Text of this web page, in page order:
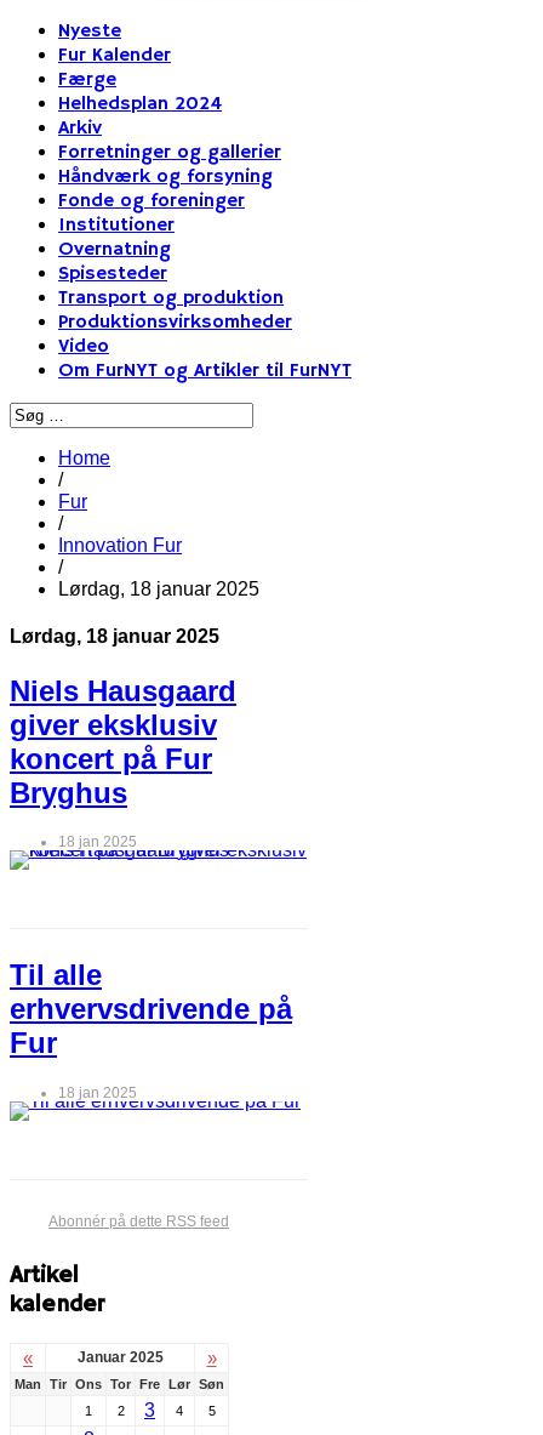
Nyeste
Fur Kalender
Færge
Helhedsplan 2024
Arkiv
Forretninger og gallerier
Håndværk og forsyning
Fonde og foreninger
Institutioner
Overnatning
Spisesteder
Transport og produktion
Produktionsvirksomheder
Video
Om FurNYT og Artikler til FurNYT
Home
/
Fur
/
Innovation Fur
/
Lørdag, 18 januar 2025
Lørdag, 18 januar 2025
Niels Hausgaard
giver eksklusiv
koncert på Fur
Bryghus
18 jan 2025
Til alle
erhvervsdrivende på
Fur
18 jan 2025
Abonnér på dette RSS feed
Artikel
kalender
« Januar 2025 »
Man Tir Ons Tor Fre Lør Søn
1
2 3 4
5